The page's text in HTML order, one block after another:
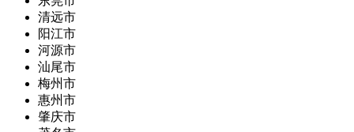
清远市
阳江市
河源市
汕尾市
梅州市
惠州市
肇庆市